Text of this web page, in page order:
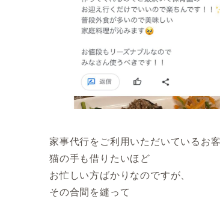
家事代行をご利用いただいているお
猫の手も借りたいほど
お忙しい方ばかりなのですが、
その合間を縫って